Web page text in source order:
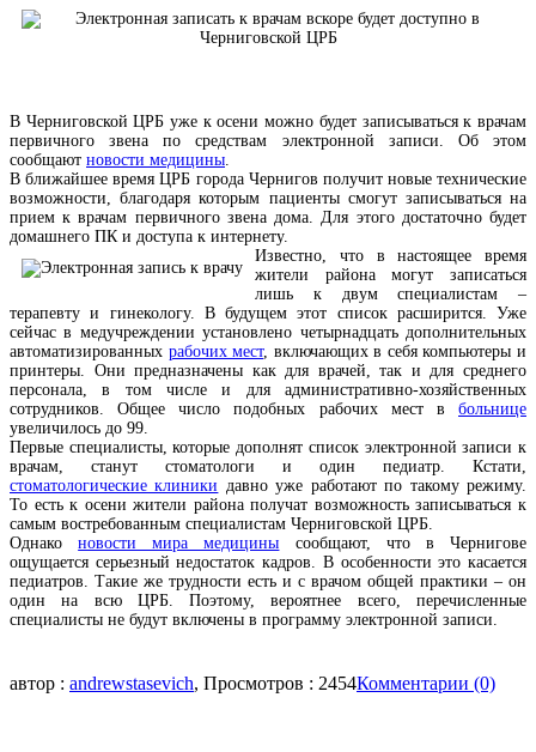
В Черниговской ЦРБ уже к осени можно будет записываться к врачам
первичного звена по средствам электронной записи. Об этом
сообщают новости медицины.
В ближайшее время ЦРБ города Чернигов получит новые технические
возможности, благодаря которым пациенты смогут записываться на
прием к врачам первичного звена дома. Для этого достаточно будет
домашнего ПК и доступа к интернету.
Известно, что в настоящее время
жители района могут записаться
лишь к двум специалистам –
терапевту и гинекологу. В будущем этот список расширится. Уже
сейчас в медучреждении установлено четырнадцать дополнительных
автоматизированных рабочих мест, включающих в себя компьютеры и
принтеры. Они предназначены как для врачей, так и для среднего
персонала, в том числе и для административно-хозяйственных
сотрудников. Общее число подобных рабочих мест в больнице
увеличилось до 99.
Первые специалисты, которые дополнят список электронной записи к
врачам, станут стоматологи и один педиатр. Кстати,
стоматологические клиники давно уже работают по такому режиму.
То есть к осени жители района получат возможность записываться к
самым востребованным специалистам Черниговской ЦРБ.
Однаконовости мира медицины сообщают, что в Чернигове
ощущается серьезный недостаток кадров. В особенности это касается
педиатров. Такие же трудности есть и с врачом общей практики – он
один на всю ЦРБ. Поэтому, вероятнее всего, перечисленные
специалисты не будут включены в программу электронной записи.
автор : andrewstasevich, Просмотров : 2454Комментарии (0)